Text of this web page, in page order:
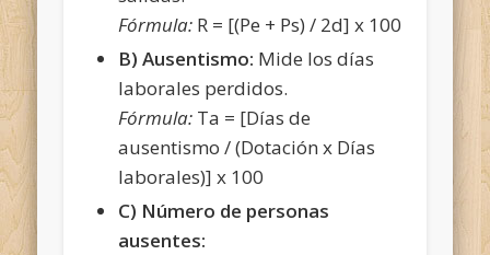
Fórmula: R = [(Pe + Ps) / 2d] x 100
B) Ausentismo: Mide los días
laborales perdidos.
Fórmula: Ta = [Días de
ausentismo / (Dotación x Días
laborales)] x 100
C) Número de personas
ausentes: